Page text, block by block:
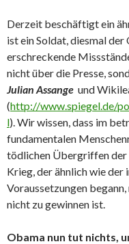
Derzeit beschäftigt ein
ist ein Soldat, diesmal
erschreckende
nicht über die Presse,
Julian Assange und
(http://www.spiegel.de/
l). Wir wissen, dass im
fundamentalen
tödlichen Übergriffen der
Krieg, der ähnlich wie
Voraussetzungen
nicht zu gewinnen ist.
Obama nun tut nichts,